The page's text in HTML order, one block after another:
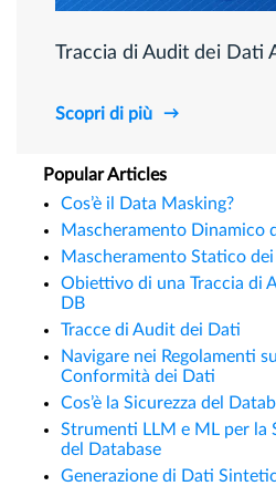
Traccia di Audit dei Dati
Scopri di più
Popular Articles
Cos’è il Data Masking?
Mascheramento Dinamico
Mascheramento Statico
Obiettivo di una Traccia di
DB
Tracce di Audit dei Dati
Navigare nei Regolamenti
Conformità dei Dati
Cos’è la Sicurezza del
Strumenti LLM e ML per la
del Database
Generazione di Dati